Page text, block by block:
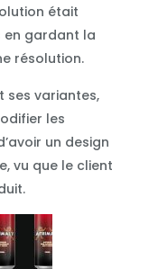
était
en gardant la
résolution.
ses variantes,
les
un design
vu que le client